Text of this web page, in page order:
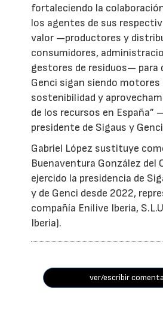
fortaleciendo la
los agentes de sus
valor —productores y
consumidores,
gestores de residuos— para
Genci sigan siendo motores
sostenibilidad y
de los recursos en España”
presidente de Sigaus y
Gabriel López sustituye
Buenaventura González del
ejercido la presidencia de
y de Genci desde 2022,
compañía Enilive Iberia,
Iberia).
ver/escribir